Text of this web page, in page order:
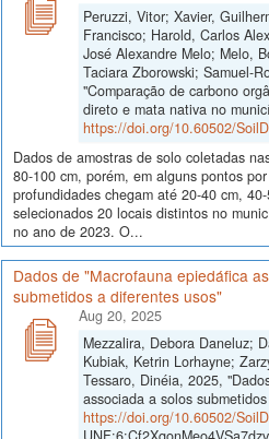
Peruzzi, Vitor; Xavier,
Francisco; Harold, Carlos
José Alexandre Melo; Melo,
Taciara Zborowski; Samuel-
"Comparação de carbono
direto e mata nativa no
https://doi.org/10.60502/
Dados de amostras de solo coletadas
80-100 cm, porém, em alguns pontos
profundidades chegam até 20-40 cm,
selecionados 20 locais distintos no
no ano de 2023. O...
Dados de "Macrofauna epiedáfica
submetidos a diferentes usos"
Aug 20, 2025
Mezzalira, Debora Daneluz;
Kubiak, Ketrin Lorhayne;
Tessaro, Dinéia, 2025,
associada a solos
https://doi.org/10.60502/